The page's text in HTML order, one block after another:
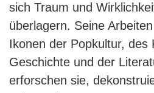
sich Traum und
überlagern. Seine
Ikonen der Popkultur, des
Geschichte und der
erforschen sie,